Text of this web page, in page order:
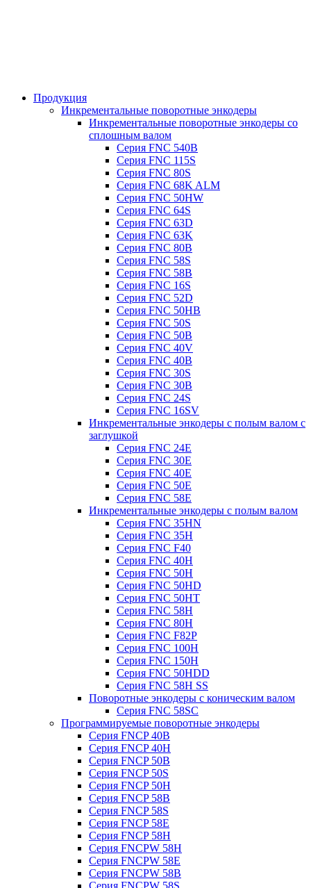
Продукция
Инкрементальные поворотные энкодеры
Инкрементальные поворотные энкодеры со
сплошным валом
Серия FNC 540B
Серия FNC 115S
Серия FNC 80S
Серия FNC 68K ALM
Серия FNC 50HW
Серия FNC 64S
Серия FNC 63D
Серия FNC 63K
Серия FNC 80B
Серия FNC 58S
Серия FNC 58B
Серия FNC 16S
Серия FNC 52D
Серия FNC 50HB
Серия FNC 50S
Серия FNC 50B
Серия FNC 40V
Серия FNC 40B
Серия FNC 30S
Серия FNC 30B
Серия FNC 24S
Серия FNC 16SV
Инкрементальные энкодеры с полым валом с
заглушкой
Серия FNC 24E
Серия FNC 30E
Серия FNC 40E
Серия FNC 50E
Серия FNC 58E
Инкрементальные энкодеры с полым валом
Серия FNC 35HN
Серия FNC 35H
Серия FNC F40
Серия FNC 40H
Серия FNC 50H
Серия FNC 50HD
Серия FNC 50HT
Серия FNC 58H
Серия FNC 80H
Серия FNC F82P
Серия FNC 100H
Серия FNC 150H
Серия FNC 50HDD
Серия FNC 58H SS
Поворотные энкодеры с коническим валом
Серия FNC 58SC
Программируемые поворотные энкодеры
Серия FNCP 40B
Серия FNCP 40H
Серия FNCP 50B
Серия FNCP 50S
Серия FNCP 50H
Серия FNCP 58B
Серия FNCP 58S
Серия FNCP 58E
Серия FNCP 58H
Серия FNCPW 58H
Серия FNCPW 58E
Серия FNCPW 58B
Серия FNCPW 58S